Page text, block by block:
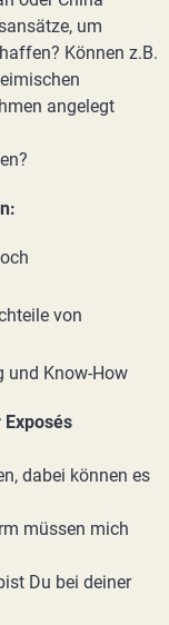
um
Können z.B.
angelegt
von
und Know-How
dabei können es
müssen mich
Du bei deiner